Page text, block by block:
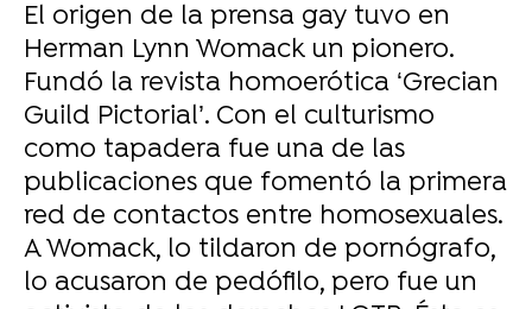
El origen de la prensa gay tuvo en
Herman Lynn Womack un pionero.
Fundó la revista homoerótica ‘Grecian
Guild Pictorial’. Con el culturismo
como tapadera fue una de las
publicaciones que fomentó la primera
red de contactos entre homosexuales.
A Womack, lo tildaron de pornógrafo,
lo acusaron de pedófilo, pero fue un